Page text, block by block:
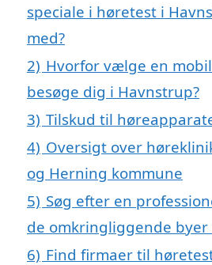
speciale i høretest i
med?
2) Hvorfor vælge en
besøge dig i Havnstrup?
3) Tilskud til
4) Oversigt over
og Herning kommune
5) Søg efter en
de omkringliggende
6) Find firmaer til